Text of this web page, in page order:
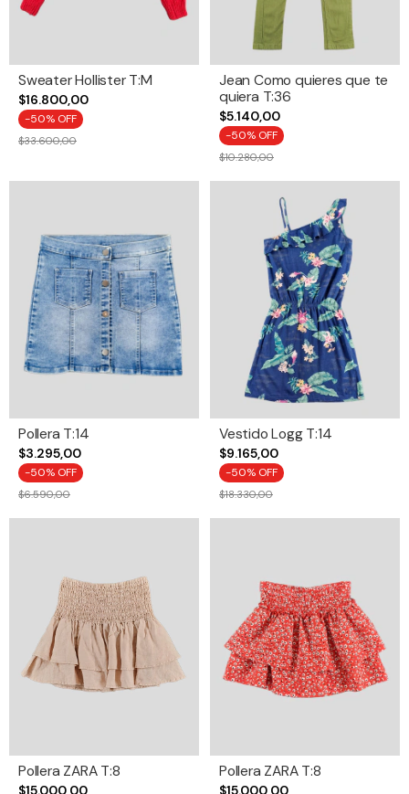
Sweater Hollister T:M
$16.800,00
-50% OFF
$33.600,00
Jean Como quieres que te
quiera T:36
$5.140,00
-50% OFF
$10.280,00
Pollera T:14
$3.295,00
-50% OFF
$6.590,00
Vestido Logg T:14
$9.165,00
-50% OFF
$18.330,00
Pollera ZARA T:8
$15.000,00
Pollera ZARA T:8
$15.000,00